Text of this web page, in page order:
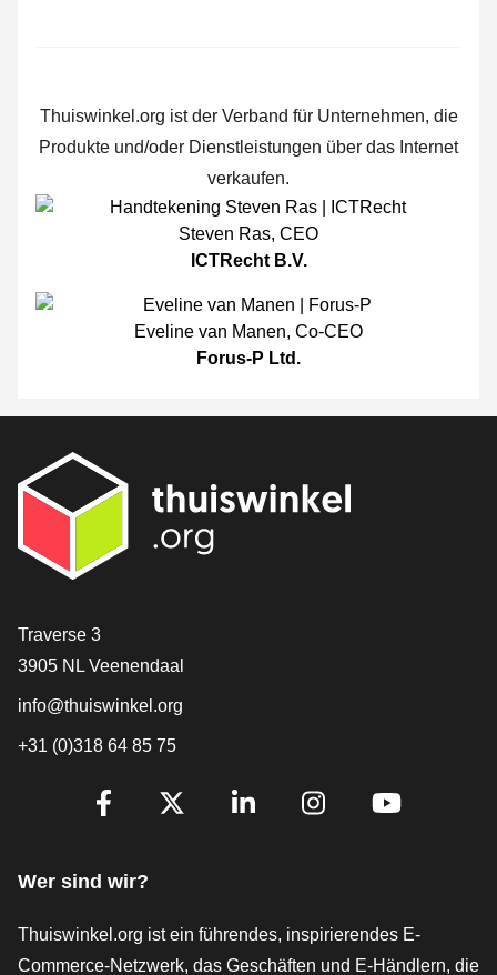
Thuiswinkel.org ist der Verband für Unternehmen, die
Produkte und/oder Dienstleistungen über das Internet
verkaufen.
Steven Ras, CEO
ICTRecht B.V.
Eveline van Manen, Co-CEO
Forus-P Ltd.
[_General:Contact]
Traverse 3
3905 NL Veenendaal
info@thuiswinkel.org
+31 (0)318 64 85 75
[_General:SocialMediaTitle]
Wer sind wir?
Thuiswinkel.org ist ein führendes, inspirierendes E-
Commerce-Netzwerk, das Geschäften und E-Händlern, die